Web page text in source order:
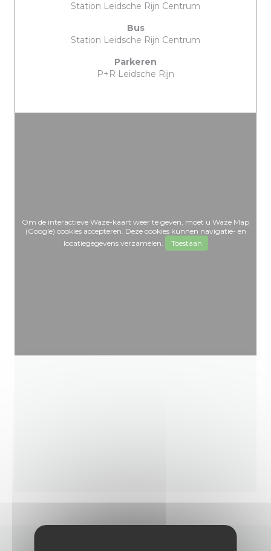
Station Leidsche Rijn Centrum
Bus
Station Leidsche Rijn Centrum
Parkeren
P+R Leidsche Rijn
Om de interactieve Waze-kaart weer te geven, moet u Waze Map
(Google) cookies accepteren. Deze cookies kunnen navigatie- en
locatiegegevens verzamelen.
Toestaan